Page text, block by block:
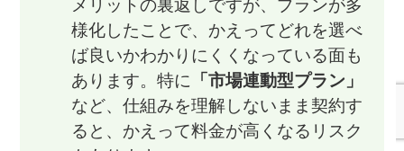
メリットの裏返しですが、プランが多
様化したことで、かえってどれを選べ
ば良いかわかりにくくなっている面も
あります。特に 「市場連動型プラン」
など、仕組みを理解しないまま契約す
ると、かえって料金が高くなるリスク